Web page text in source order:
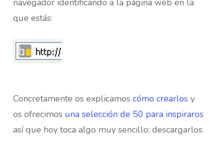
navegador identificando a la página web en la
que estás:
Concretamente os explicamos cómo crearlosy
os ofrecimos una selección de 50 para inspiraros
así que hoy toca algo muy sencillo: descargarlos.